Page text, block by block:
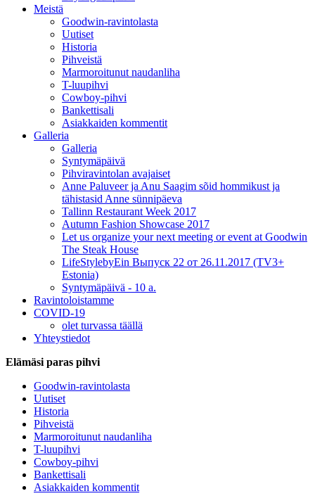
Meistä
Goodwin-ravintolasta
Uutiset
Historia
Pihveistä
Marmoroitunut naudanliha
T-luupihvi
Cowboy-pihvi
Bankettisali
Asiakkaiden kommentit
Galleria
Galleria
Syntymäpäivä
Pihviravintolan avajaiset
Anne Paluveer ja Anu Saagim sõid hommikust ja
tähistasid Anne sünnipäeva
Tallinn Restaurant Week 2017
Autumn Fashion Showcase 2017
Let us organize your next meeting or event at Goodwin
The Steak House
LifeStylebyEin Выпуск 22 от 26.11.2017 (TV3+
Estonia)
Syntymäpäivä - 10 a.
Ravintoloistamme
COVID-19
olet turvassa täällä
Yhteystiedot
Elämäsi paras pihvi
Goodwin-ravintolasta
Uutiset
Historia
Pihveistä
Marmoroitunut naudanliha
T-luupihvi
Cowboy-pihvi
Bankettisali
Asiakkaiden kommentit